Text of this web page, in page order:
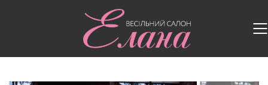
Весільні сукні/